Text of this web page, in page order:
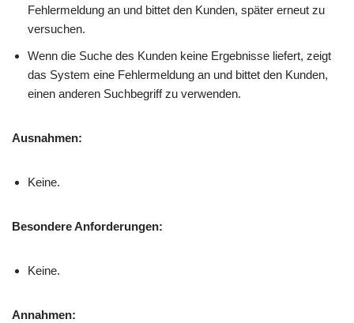
Fehlermeldung an und bittet den Kunden, später erneut zu
versuchen.
Wenn die Suche des Kunden keine Ergebnisse liefert, zeigt
das System eine Fehlermeldung an und bittet den Kunden,
einen anderen Suchbegriff zu verwenden.
Ausnahmen:
Keine.
Besondere Anforderungen:
Keine.
Annahmen: